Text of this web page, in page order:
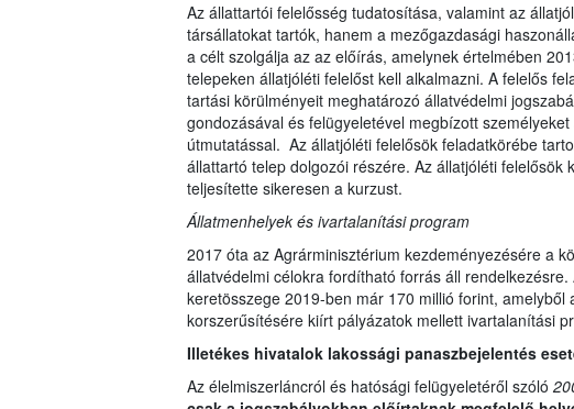
Az állattartói felelősség tudatosítása, valamint az
társállatokat tartók, hanem a mezőgazdasági
a célt szolgálja az az előírás, amelynek értelmében
telepeken állatjóléti felelőst kell alkalmazni. A felelős
tartási körülményeit meghatározó állatvédelmi
gondozásával és felügyeletével megbízott
útmutatással. Az állatjóléti felelősök feladatkörébe
állattartó telep dolgozói részére. Az állatjóléti
teljesítette sikeresen a kurzust.
Állatmenhelyek és ivartalanítási program
2017 óta az Agrárminisztérium kezdeményezésére a
állatvédelmi célokra fordítható forrás áll rendelkezésre.
keretösszege 2019-ben már 170 millió forint,
korszerűsítésére kiírt pályázatok mellett ivartalanítási
Illetékes hivatalok lakossági panaszbejelentés
Az élelmiszerláncról és hatósági felügyeletéről szóló